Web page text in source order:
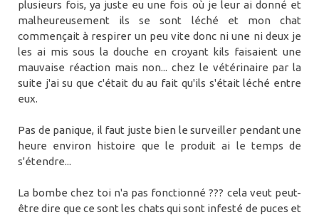
plusieurs fois, ya juste eu une fois où je leur ai donné et
malheureusement ils se sont léché et mon chat
commençait à respirer un peu vite donc ni une ni deux je
les ai mis sous la douche en croyant kils faisaient une
mauvaise réaction mais non... chez le vétérinaire par la
suite j'ai su que c'était du au fait qu'ils s'était léché entre
eux.
Pas de panique, il faut juste bien le surveiller pendant une
heure environ histoire que le produit ai le temps de
s'étendre...
La bombe chez toi n'a pas fonctionné ??? cela veut peut-
être dire que ce sont les chats qui sont infesté de puces et